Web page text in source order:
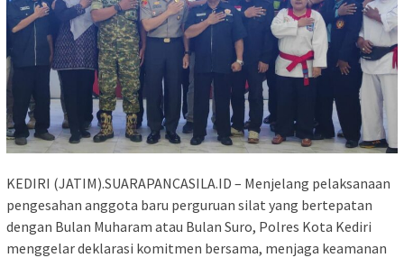
KEDIRI (JATIM).SUARAPANCASILA.ID – Menjelang pelaksanaan
pengesahan anggota baru perguruan silat yang bertepatan
dengan Bulan Muharam atau Bulan Suro, Polres Kota Kediri
menggelar deklarasi komitmen bersama, menjaga keamanan